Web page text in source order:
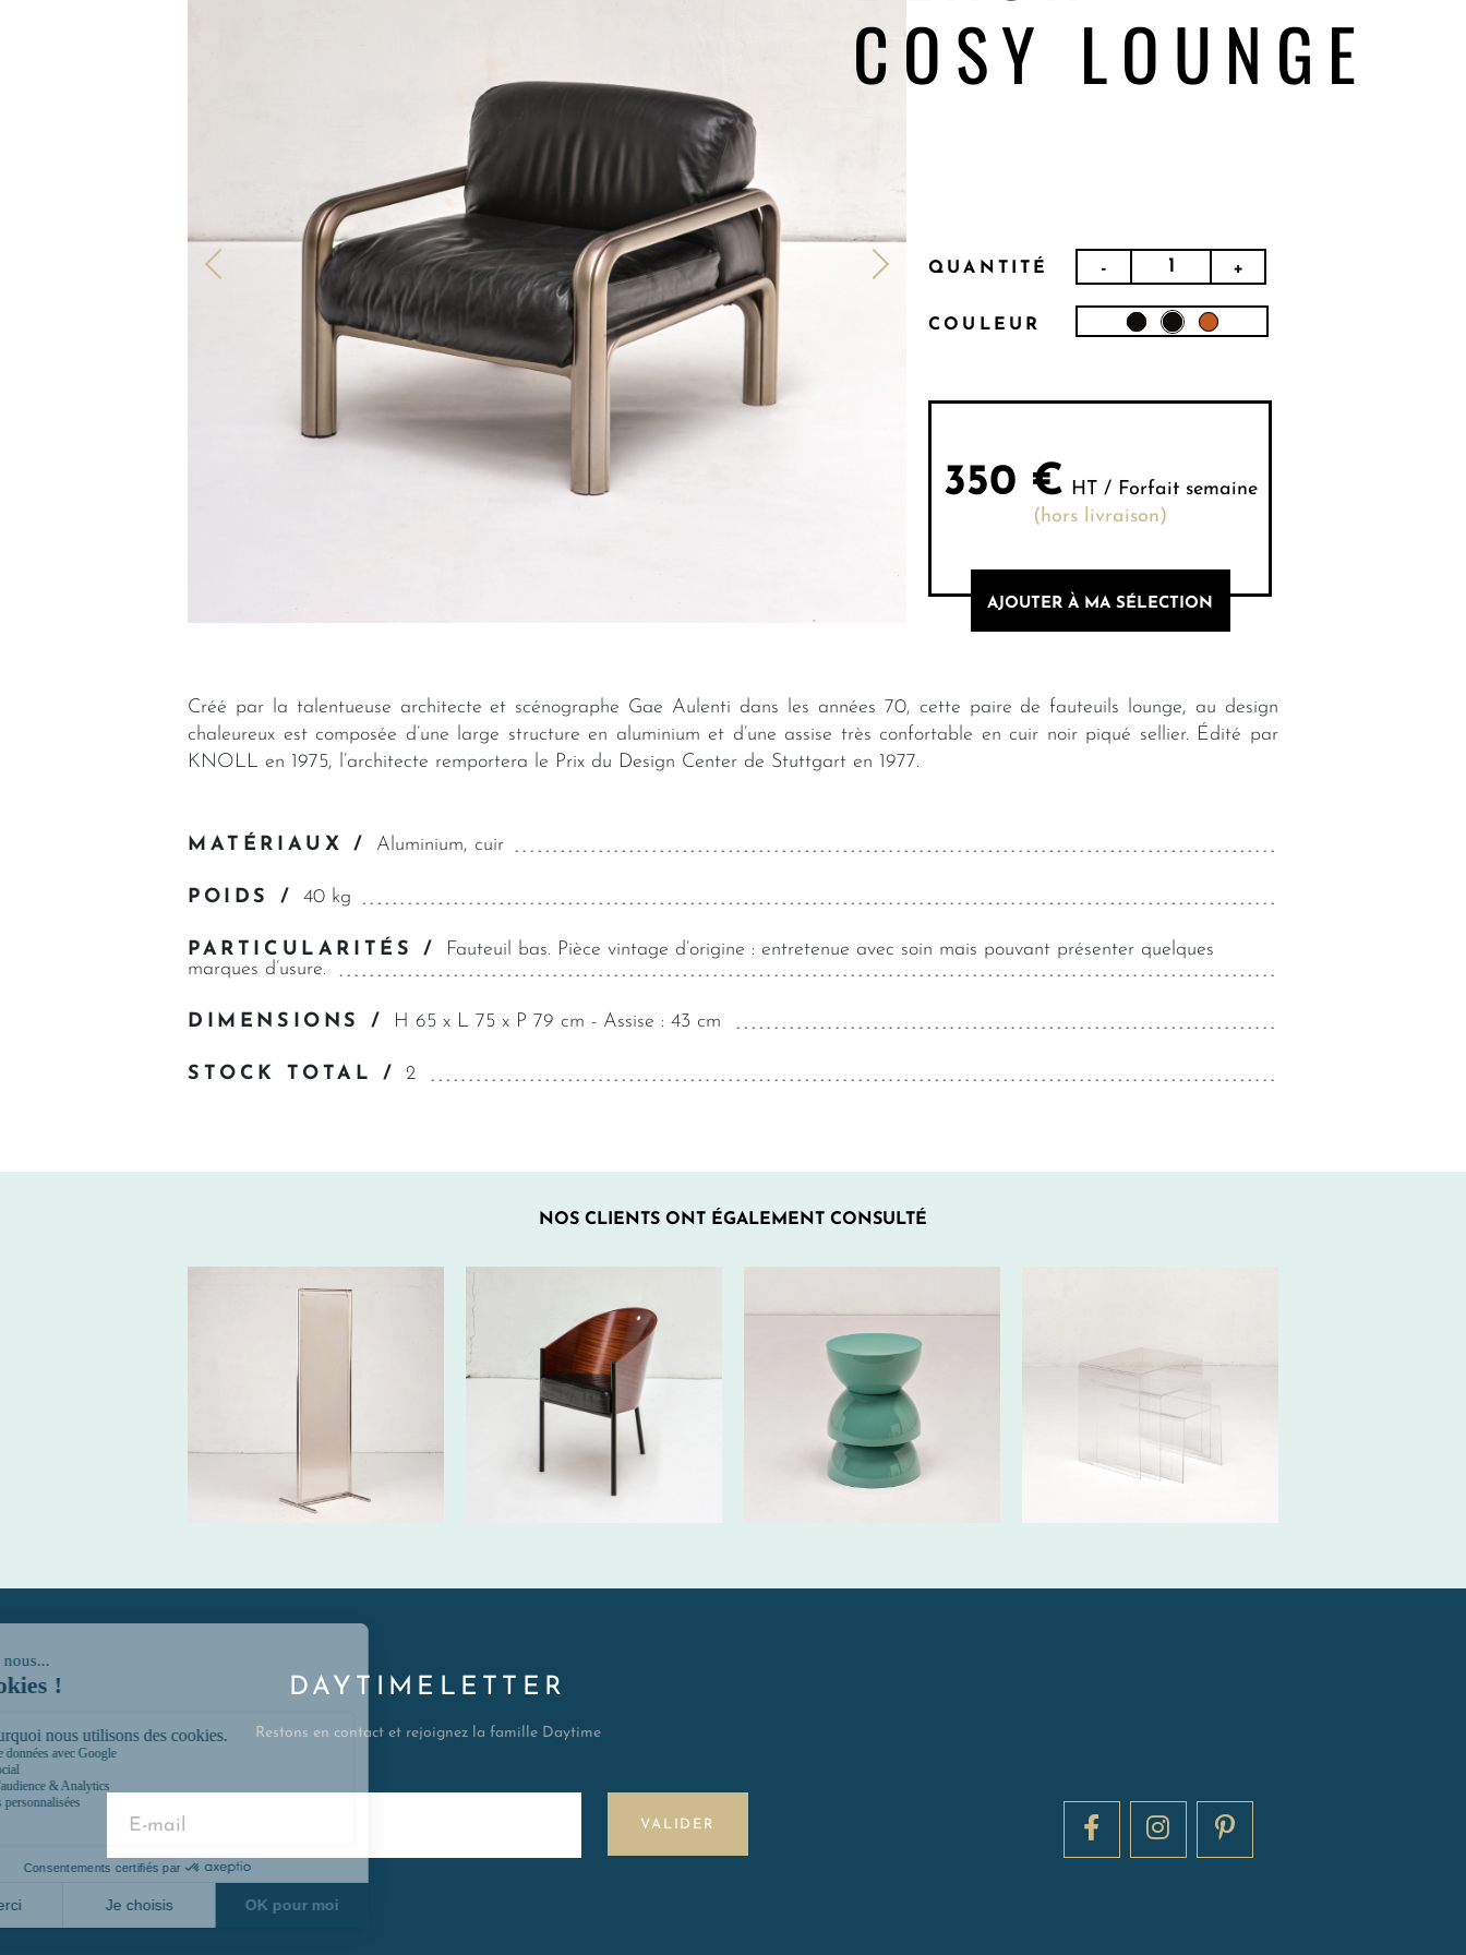
COSY LOUNGE
QUANTITÉ - +
COULEUR
350 € HT / Forfait semaine
(hors livraison)
AJOUTER À MA SÉLECTION
Créé par la talentueuse architecte et scénographe Gae Aulenti dans les années 70, cette paire de fauteuils lounge, au design
chaleureux est composée d’une large structure en aluminium et d’une assise très confortable en cuir noir piqué sellier. Édité par
KNOLL en 1975, l’architecte remportera le Prix du Design Center de Stuttgart en 1977.
MATÉRIAUX / Aluminium, cuir
POIDS / 40 kg
PARTICULARITÉS / Fauteuil bas. Pièce vintage d’origine : entretenue avec soin mais pouvant présenter quelques
marques d’usure.
DIMENSIONS / H 65 x L 75 x P 79 cm - Assise : 43 cm
STOCK TOTAL /2
NOS CLIENTS ONT ÉGALEMENT CONSULTÉ
HT/SEM.
70€ HT/SEM.
70€ HT/SEM.
DAYTIMELETTER
Restons en contact et rejoignez la famille Daytime
VALIDER